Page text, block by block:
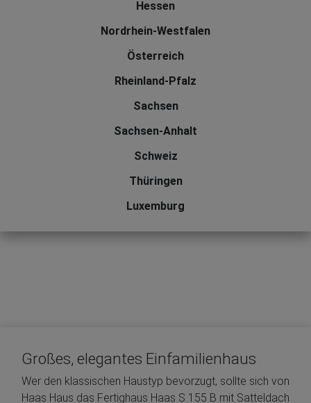
Hessen
Nordrhein-Westfalen
Österreich
Rheinland-Pfalz
Sachsen
Sachsen-Anhalt
Schweiz
Thüringen
Luxemburg
Großes, elegantes Einfamilienhaus
Wer den klassischen Haustyp bevorzugt, sollte sich von
Haas Haus das Fertighaus Haas S 155 B mit Satteldach